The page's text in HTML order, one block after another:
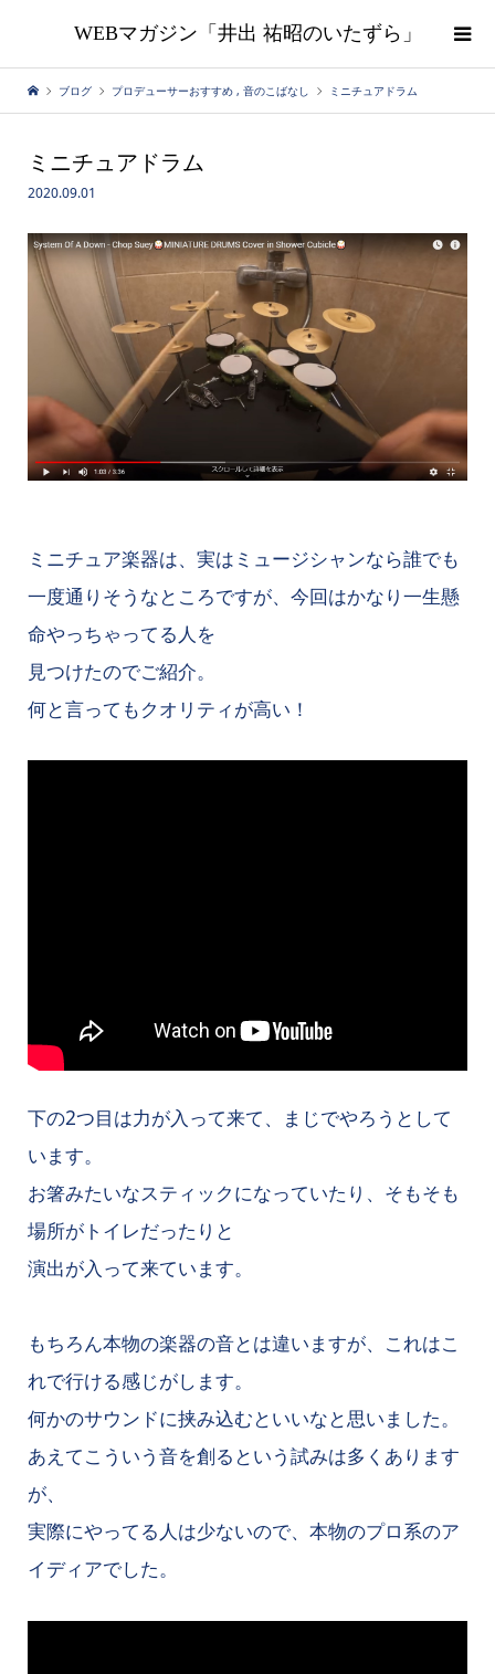
WEBマガジン「井出 祐昭のいたずら」
ブログ プロデューサーおすすめ , 音のこばなし ミニチュアドラム
ミニチュアドラム
2020.09.01
ミニチュア楽器は、実はミュージシャンなら誰でも
一度通りそうなところですが、今回はかなり一生懸
命やっちゃってる人を
見つけたのでご紹介。
何と言ってもクオリティが高い！
下の2つ目は力が入って来て、まじでやろうとして
います。
お箸みたいなスティックになっていたり、そもそも
場所がトイレだったりと
演出が入って来ています。
もちろん本物の楽器の音とは違いますが、これはこ
れで行ける感じがします。
何かのサウンドに挟み込むといいなと思いました。
あえてこういう音を創るという試みは多くあります
が、
実際にやってる人は少ないので、本物のプロ系のア
イディアでした。